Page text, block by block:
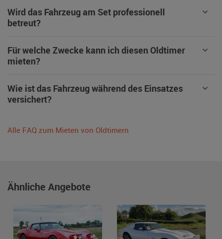
Wird das Fahrzeug am Set professionell
betreut?
Für welche Zwecke kann ich diesen Oldtimer
mieten?
Wie ist das Fahrzeug während des Einsatzes
versichert?
Alle FAQ zum Mieten von Oldtimern
Ähnliche Angebote